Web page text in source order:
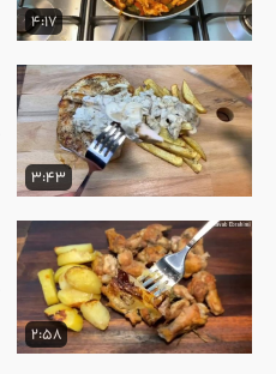
4:17
3:43
2:58